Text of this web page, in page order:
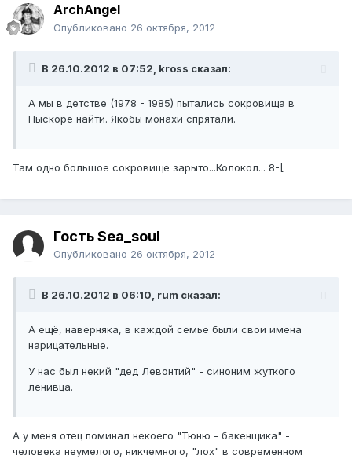
ArchАngel
Опубликовано 26 октября, 2012
В 26.10.2012 в 07:52, kross сказал:
А мы в детстве (1978 - 1985) пытались сокровища в
Пыскоре найти. Якобы монахи спрятали.
Там одно большое сокровище зарыто...Колокол... 8-[
Гость Sea_soul
Опубликовано 26 октября, 2012
В 26.10.2012 в 06:10, rum сказал:
А ещё, наверняка, в каждой семье были свои имена
нарицательные.
У нас был некий "дед Левонтий" - синоним жуткого
ленивца.
А у меня отец поминал некоего "Тюню - бакенщика" -
человека неумелого, никчемного, "лох" в современном